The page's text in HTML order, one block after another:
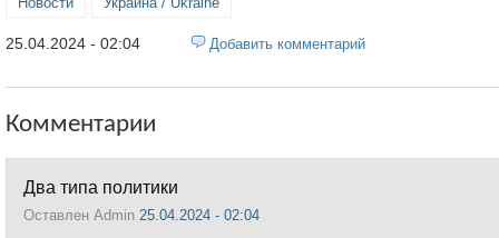
25.04.2024 - 02:04 Добавить комментарий
Комментарии
Два типа политики
Оставлен Admin 25.04.2024 - 02:04